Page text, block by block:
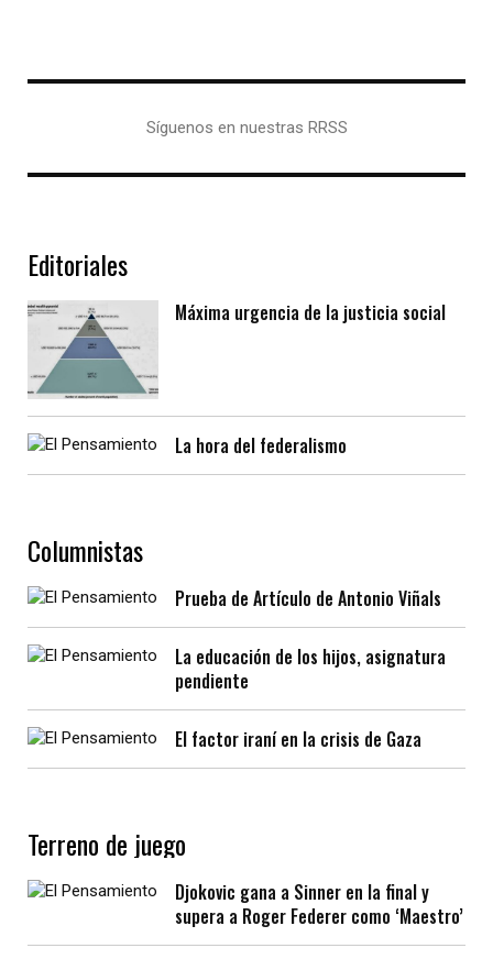
Síguenos en nuestras RRSS
Editoriales
Máxima urgencia de la justicia social
La hora del federalismo
Columnistas
Prueba de Artículo de Antonio Viñals
La educación de los hijos, asignatura
pendiente
El factor iraní en la crisis de Gaza
Terreno de juego
Djokovic gana a Sinner en la final y
supera a Roger Federer como ‘Maestro’